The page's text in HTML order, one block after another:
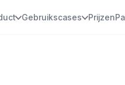
Gebruikscases Prijzen